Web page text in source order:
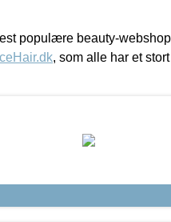
populære beauty-
, som alle har et